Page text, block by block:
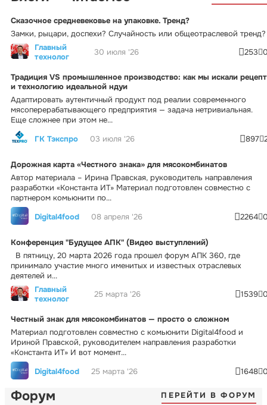
Сказочное средневековье на упаковке. Тренд?
Замки, рыцари, доспехи? Случайность или общеотраслевой тренд?
Главный
технолог
30 июля '26 253
Традиция VS промышленное производство: как мы искали рецепт
и технологию идеальной ндуи
Адаптировать аутентичный продукт под реалии современного
мясоперерабатывающего предприятия — задача нетривиальная.
Еще сложнее при этом не...
ГК Тэкспро
03 июля '26 897
Дорожная карта «Честного знака» для мясокомбинатов
Автор материала – Ирина Правская, руководитель направления
разработки «Константа ИТ» Материал подготовлен совместно с
партнером комьюнити по...
Digital4food
08 апреля '26 2264
Конференция "Будущее АПК" (Видео выступлений)
В пятницу, 20 марта 2026 года прошел форум АПК 360, где
принимало участие много именитых и известных отраслевых
деятелей и...
Главный
технолог
25 марта '26 1539
Честный знак для мясокомбинатов — просто о сложном
Материал подготовлен совместно с комьюнити Digital4food и
Ириной Правской, руководителем направления разработки
«Константа ИТ» И вот момент...
Digital4food
25 марта '26 1648
Форум ПЕРЕЙТИ В ФОРУМ